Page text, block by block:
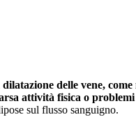
dilatazione delle vene,
attività fisica o
sul flusso sanguigno.